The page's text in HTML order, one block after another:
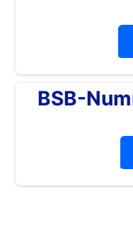
BSB-